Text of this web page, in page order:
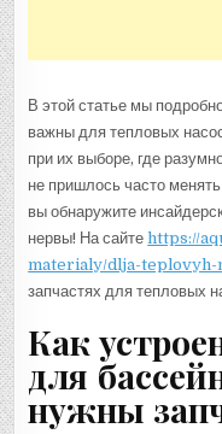
В этой статье мы
важны для тепловых
при их выборе, где
не пришлось часто
вы обнаружите
нервы! На сайтеhttps://
materialy/dlja-teplovyh-
запчастях для тепловых
Как
для
нужны